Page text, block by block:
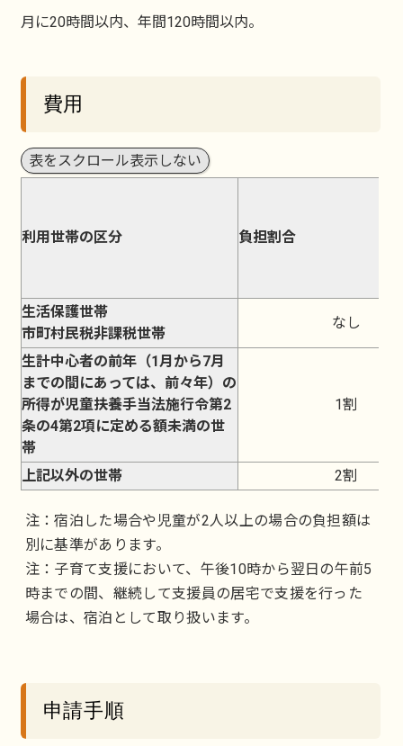
月に20時間以内、年間120時間以内。
費用
表をスクロール表示しない
利用世帯の区分 負担割合
生活保護世帯
市町村民税非課税世帯
なし
生計中心者の前年（1月から7月
までの間にあっては、前々年）の
所得が児童扶養手当法施行令第2
条の4第2項に定める額未満の世
帯
1割
上記以外の世帯 2割
注：宿泊した場合や児童が2人以上の場合の負担額は
別に基準があります。
注：子育て支援において、午後10時から翌日の午前5
時までの間、継続して支援員の居宅で支援を行った
場合は、宿泊として取り扱います。
申請手順